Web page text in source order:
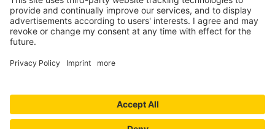
Barrierefreiheit
Wir bemühen uns, unsere Website barrierefrei zu gestalten.
Einige Inhalte und Funktionen sind derzeit jedoch noch nicht
vollständig zugänglich. Wenn Sie auf Barrieren stoßen oder Hilfe
benötigen, kontaktieren Sie uns bitte unter service[at]knutzen.de.
Vertrag widerrufen
© 2026 TEBOLO